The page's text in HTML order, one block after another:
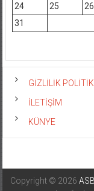
24
25 26
31
GİZLİLİK
İLETİŞİM
KÜNYE
Copyright © 2026